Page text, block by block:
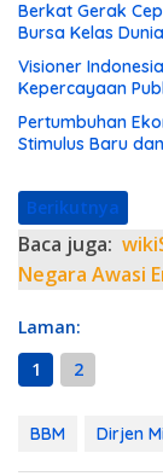
Berkat Gerak
Bursa Kelas Dunia
Visioner
Kepercayaan
Pertumbuhan
Stimulus Baru
Berikutnya
Baca juga:
Negara Awasi
Laman:
1
2
BBM Dirjen